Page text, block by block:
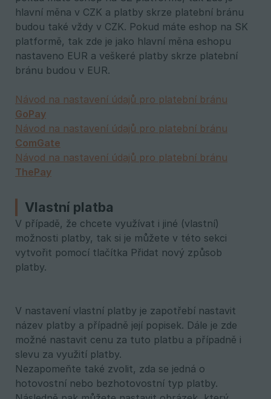
hlavní měna v CZK a platby skrze platební bránu
budou také vždy v CZK. Pokud máte eshop na SK
platformě, tak zde je jako hlavní měna eshopu
nastaveno EUR a veškeré platby skrze platební
bránu budou v EUR.
Návod na nastavení údajů pro platební bránu
GoPay
Návod na nastavení údajů pro platební bránu
ComGate
Návod na nastavení údajů pro platební bránu
ThePay
Vlastní platba
V případě, že chcete využívat i jiné (vlastní)
možnosti platby, tak si je můžete v této sekci
vytvořit pomocí tlačítka Přidat nový způsob
platby.
V nastavení vlastní platby je zapotřebí nastavit
název platby a případně její popisek. Dále je zde
možné nastavit cenu za tuto platbu a případně i
slevu za využití platby.
Nezapomeňte také zvolit, zda se jedná o
hotovostní nebo bezhotovostní typ platby.